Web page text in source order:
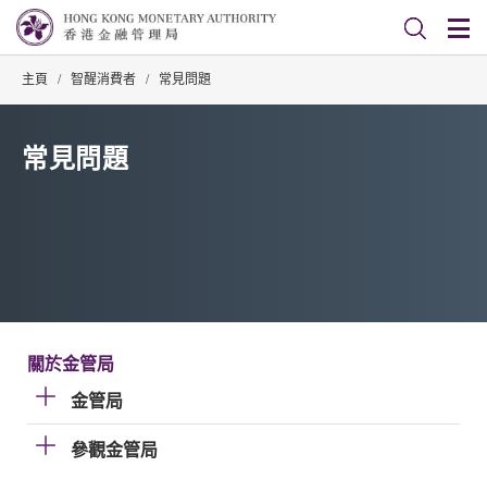
主頁 / 智醒消費者 / 常見問題
常見問題
關於金管局
金管局
參觀金管局